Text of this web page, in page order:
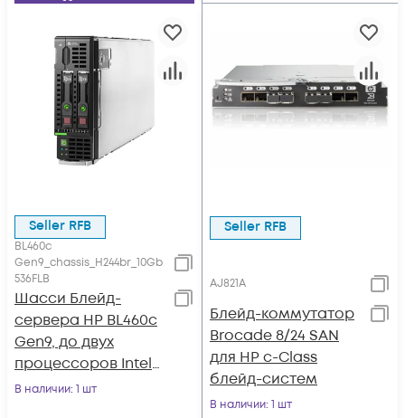
Seller RFB
BL460c
Gen9_chassis_H244br_10Gb
536FLB
Шасси Блейд-
сервера HP BL460c
Gen9, до двух
процессоров Intel
Xeon E5-2600v3, 16
В наличии: 1 шт
Seller RFB
AJ821A
Блейд-коммутатор
Brocade 8/24 SAN
для HP c-Class
блейд-систем
В наличии: 1 шт